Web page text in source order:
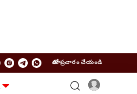
మాతో ప్రచారం చేయండి